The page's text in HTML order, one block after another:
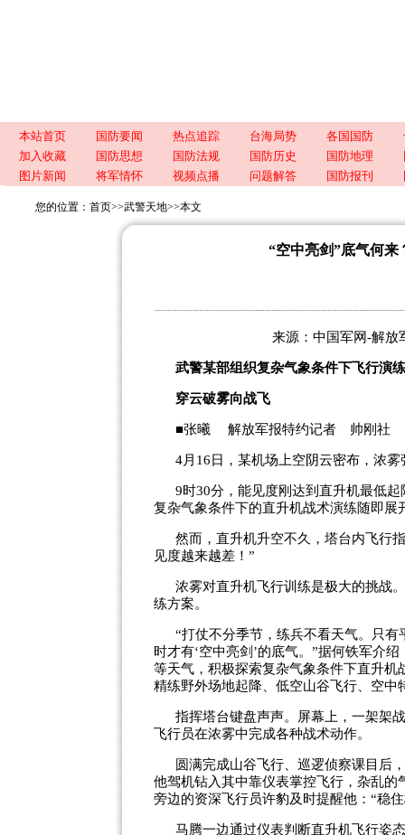
本站首页 国防要闻 热点追踪 台海局势 各国国防
加入收藏
国防思想 国防法规 国防历史 国防地理
图片新闻
将军情怀 视频点播 问题解答 国防报刊
您的位置： 首页>>武警天地>>本文
“空中亮剑”底气何
来源：中国军网-解放
武警某部组织复杂气象条件下飞行
穿云破雾向战飞
■张曦 解放军报特约记者 帅刚社
4月16日，某机场上空阴云密布，浓雾
9时30分，能见度刚达到直升机最低
复杂气象条件下的直升机战术演练随即展
然而，直升机升空不久，塔台内飞行
见度越来越差！”
浓雾对直升机飞行训练是极大的挑战
练方案。
“打仗不分季节，练兵不看天气。只
时才有‘空中亮剑’的底气。”据何铁军介
等天气，积极探索复杂气象条件下直升
精练野外场地起降、低空山谷飞行、空
指挥塔台键盘声声。屏幕上，一架架
飞行员在浓雾中完成各种战术动作。
圆满完成山谷飞行、巡逻侦察课目后
他驾机钻入其中靠仪表掌控飞行，杂乱
旁边的资深飞行员许豹及时提醒他：“稳
马腾一边通过仪表判断直升机飞行姿